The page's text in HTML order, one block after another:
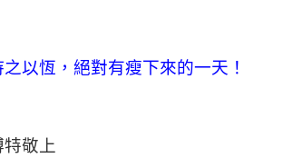
之以恆，絕對有瘦下來的一天！
敬上